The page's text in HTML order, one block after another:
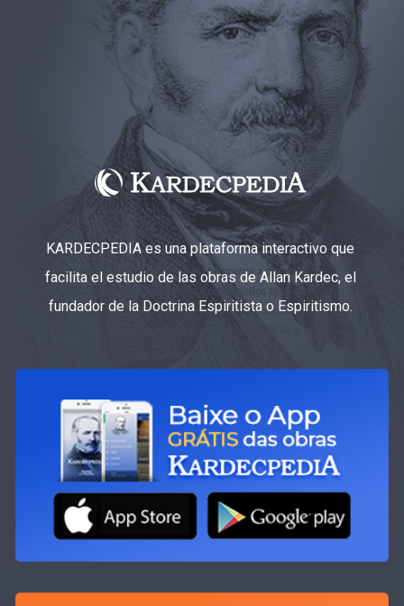
KARDECPEDIA es una plataforma interactivo que
facilita el estudio de las obras de Allan Kardec, el
fundador de la Doctrina Espiritista o Espiritismo.